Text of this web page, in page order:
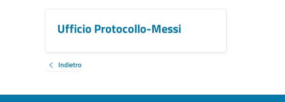
Ufficio Protocollo-Messi
Indietro